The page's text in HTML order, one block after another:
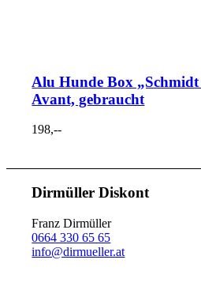
Alu Hunde Box
Avant, gebraucht
198,--
Dirmüller Diskont
Franz Dirmüller
0664 330 65 65
info@dirmueller.at